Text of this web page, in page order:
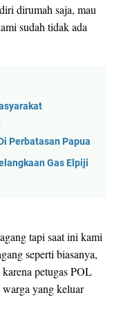
dirumah saja, mau
sudah tidak ada
Perbatasan Papua
Gas Elpiji
tapi saat ini kami
seperti biasanya,
petugas POL
warga yang keluar